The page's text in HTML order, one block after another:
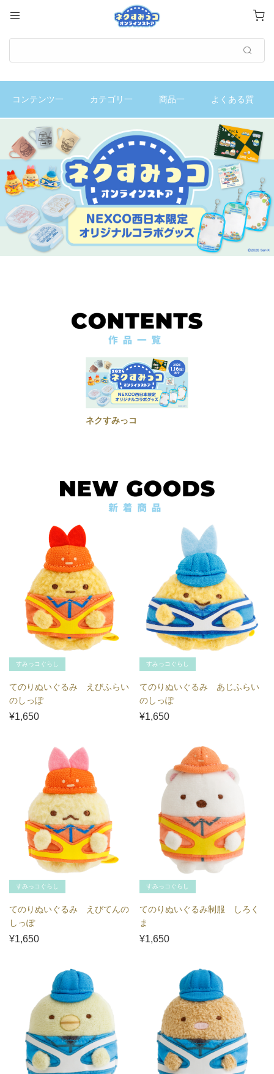
ネクすみっコ
すみっコぐらし
てのりぬいぐるみ えびふらい
のしっぽ
¥1,650
すみっコぐらし
てのりぬいぐるみ あじふらい
のしっぽ
¥1,650
すみっコぐらし
てのりぬいぐるみ えびてんの
しっぽ
¥1,650
すみっコぐらし
てのりぬいぐるみ制服 しろく
ま
¥1,650